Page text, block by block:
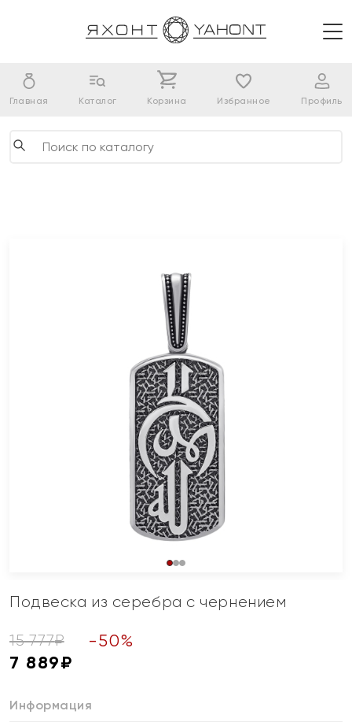
Главная Каталог Корзина Избранное Профиль
Подвеска из серебра с чернением
15 777₽ -50%
7 889₽
Информация